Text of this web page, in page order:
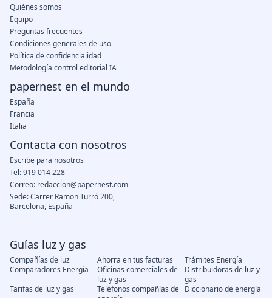
Guías luz y gas
Compañías de luz Ahorra en tus facturas
Trámites Energía
Comparadores Energía
Oficinas comerciales de
luz y gas
Distribuidoras de luz y
gas
Tarifas de luz y gas
Teléfonos compañías de Diccionario de energía
Quiénes somos
Equipo
Preguntas frecuentes
Condiciones generales de uso
Política de confidencialidad
Metodología control editorial IA
papernest en el mundo
España
Francia
Italia
Contacta con nosotros
Escribe para nosotros
Tel: 919 014 228
Correo: redaccion@papernest.com
Sede: Carrer Ramon Turró 200,
Barcelona, España